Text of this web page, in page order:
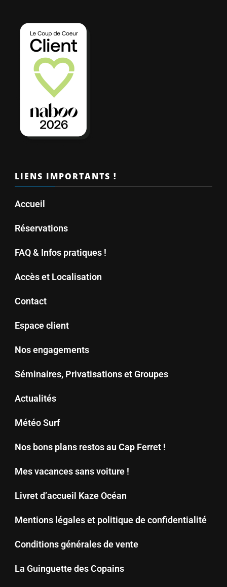
LIENS IMPORTANTS !
Accueil
Réservations
FAQ & Infos pratiques !
Accès et Localisation
Contact
Espace client
Nos engagements
Séminaires, Privatisations et Groupes
Actualités
Météo Surf
Nos bons plans restos au Cap Ferret !
Mes vacances sans voiture !
Livret d’accueil Kaze Océan
Mentions légales et politique de confidentialité
Conditions générales de vente
La Guinguette des Copains